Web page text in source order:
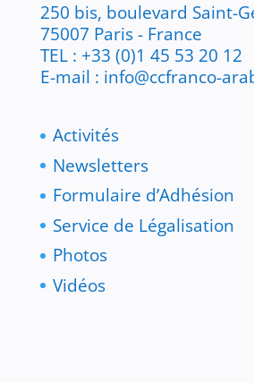
250 bis, boulevard Saint-
75007 Paris - France
TEL : +33 (0)1 45 53 20 12
E-mail : info@ccfranco-
Activités
Newsletters
Formulaire d’Adhésion
Service de Légalisation
Photos
Vidéos